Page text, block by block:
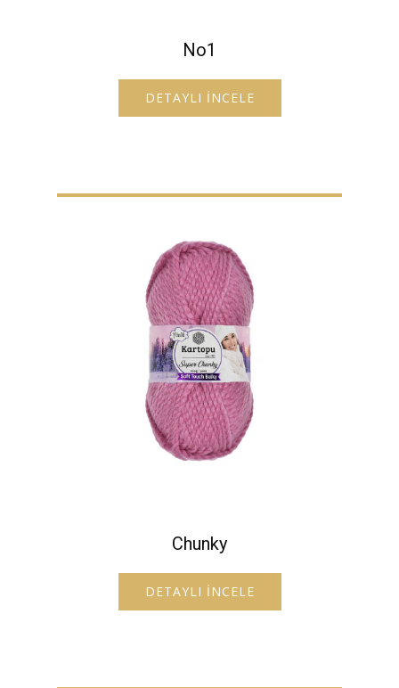
No1
DETAYLI İNCELE
Chunky
DETAYLI İNCELE